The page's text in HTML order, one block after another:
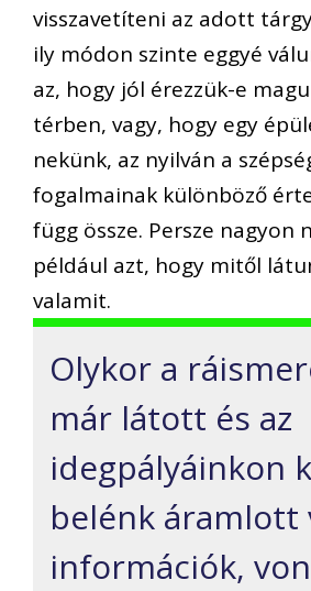
visszavetíteni az adott
ily módon szinte eggyé
az, hogy jól érezzük-e
térben, vagy, hogy egy
nekünk, az nyilván a
fogalmainak különböző
függ össze. Persze nagyon
például azt, hogy mitől
valamit.
Olykor a
már látott és az
idegpályáinkon
belénk áramlott
információk,